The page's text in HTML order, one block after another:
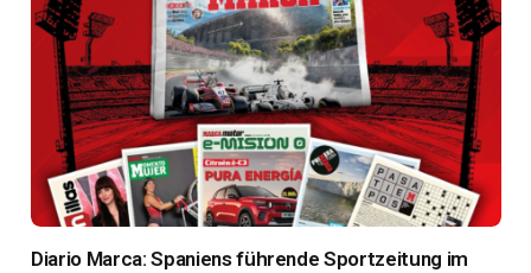
Diario Marca: Spaniens führende Sportzeitung im